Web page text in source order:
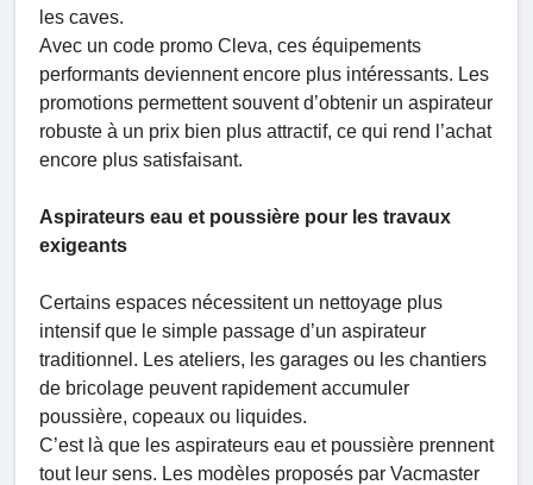
les caves.
Avec un code promo Cleva, ces équipements
performants deviennent encore plus intéressants. Les
promotions permettent souvent d’obtenir un aspirateur
robuste à un prix bien plus attractif, ce qui rend l’achat
encore plus satisfaisant.
Aspirateurs eau et poussière pour les travaux
exigeants
Certains espaces nécessitent un nettoyage plus
intensif que le simple passage d’un aspirateur
traditionnel. Les ateliers, les garages ou les chantiers
de bricolage peuvent rapidement accumuler
poussière, copeaux ou liquides.
C’est là que les aspirateurs eau et poussière prennent
tout leur sens. Les modèles proposés par Vacmaster